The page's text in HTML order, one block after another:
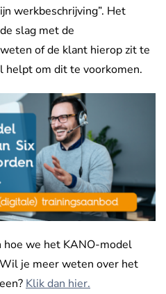
werkbeschrijving”. Het
slag met de
of de klant hierop zit te
helpt om dit te voorkomen.
hoe we het KANO-model
je meer weten over het
Klik dan hier.